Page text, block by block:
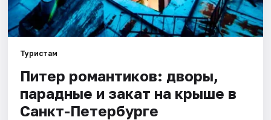
Туристам
Питер романтиков: дворы,
парадные и закат на крыше в
Санкт-Петербурге